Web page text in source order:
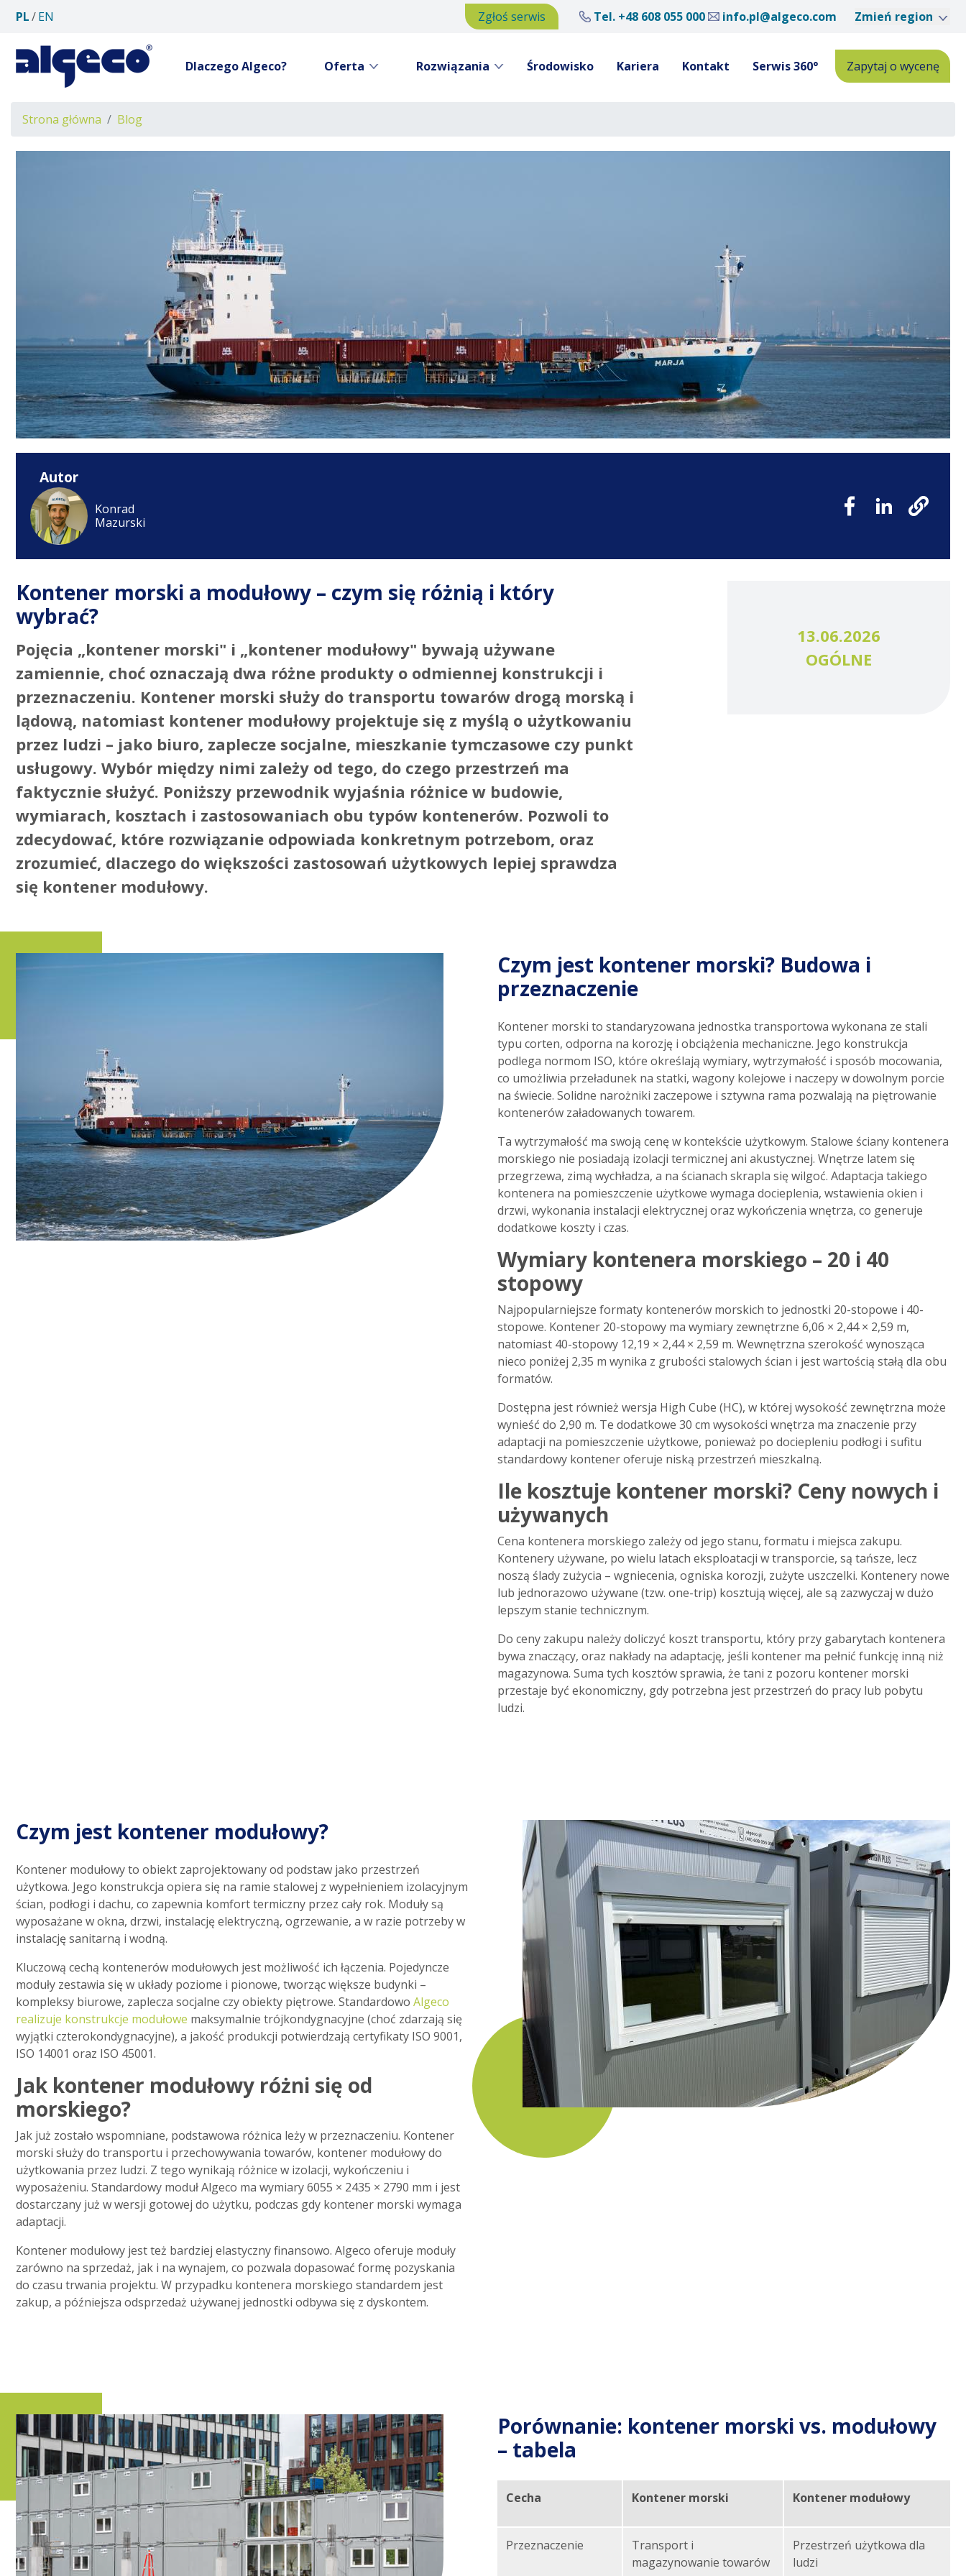
treści
PL EN Zgłoś serwis Tel. +48 608 055 000 info.pl@algeco.com Zmień region
Dlaczego Algeco? Oferta Rozwiązania Środowisko Kariera Kontakt Serwis 360° Zapytaj o wycenę
Ścieżka
Strona główna Blog
Autor
Konrad
Mazurski
Kontener morski a modułowy – czym się różnią i który
wybrać?
Pojęcia „kontener morski" i „kontener modułowy" bywają używane
zamiennie, choć oznaczają dwa różne produkty o odmiennej konstrukcji i
przeznaczeniu. Kontener morski służy do transportu towarów drogą morską i
lądową, natomiast kontener modułowy projektuje się z myślą o użytkowaniu
przez ludzi – jako biuro, zaplecze socjalne, mieszkanie tymczasowe czy punkt
usługowy. Wybór między nimi zależy od tego, do czego przestrzeń ma
faktycznie służyć. Poniższy przewodnik wyjaśnia różnice w budowie,
wymiarach, kosztach i zastosowaniach obu typów kontenerów. Pozwoli to
zdecydować, które rozwiązanie odpowiada konkretnym potrzebom, oraz
zrozumieć, dlaczego do większości zastosowań użytkowych lepiej sprawdza
się kontener modułowy.
13.06.2026
OGÓLNE
Czym jest kontener morski? Budowa i
przeznaczenie
Kontener morski to standaryzowana jednostka transportowa wykonana ze stali
typu corten, odporna na korozję i obciążenia mechaniczne. Jego konstrukcja
podlega normom ISO, które określają wymiary, wytrzymałość i sposób mocowania,
co umożliwia przeładunek na statki, wagony kolejowe i naczepy w dowolnym porcie
na świecie. Solidne narożniki zaczepowe i sztywna rama pozwalają na piętrowanie
kontenerów załadowanych towarem.
Ta wytrzymałość ma swoją cenę w kontekście użytkowym. Stalowe ściany kontenera
morskiego nie posiadają izolacji termicznej ani akustycznej. Wnętrze latem się
przegrzewa, zimą wychładza, a na ścianach skrapla się wilgoć. Adaptacja takiego
kontenera na pomieszczenie użytkowe wymaga docieplenia, wstawienia okien i
drzwi, wykonania instalacji elektrycznej oraz wykończenia wnętrza, co generuje
dodatkowe koszty i czas.
Wymiary kontenera morskiego – 20 i 40
stopowy
Najpopularniejsze formaty kontenerów morskich to jednostki 20-stopowe i 40-
stopowe. Kontener 20-stopowy ma wymiary zewnętrzne 6,06 × 2,44 × 2,59 m,
natomiast 40-stopowy 12,19 × 2,44 × 2,59 m. Wewnętrzna szerokość wynosząca
nieco poniżej 2,35 m wynika z grubości stalowych ścian i jest wartością stałą dla obu
formatów.
Dostępna jest również wersja High Cube (HC), w której wysokość zewnętrzna może
wynieść do 2,90 m. Te dodatkowe 30 cm wysokości wnętrza ma znaczenie przy
adaptacji na pomieszczenie użytkowe, ponieważ po dociepleniu podłogi i sufitu
standardowy kontener oferuje niską przestrzeń mieszkalną.
Ile kosztuje kontener morski? Ceny nowych i
używanych
Cena kontenera morskiego zależy od jego stanu, formatu i miejsca zakupu.
Kontenery używane, po wielu latach eksploatacji w transporcie, są tańsze, lecz
noszą ślady zużycia – wgniecenia, ogniska korozji, zużyte uszczelki. Kontenery nowe
lub jednorazowo używane (tzw. one-trip) kosztują więcej, ale są zazwyczaj w dużo
lepszym stanie technicznym.
Do ceny zakupu należy doliczyć koszt transportu, który przy gabarytach kontenera
bywa znaczący, oraz nakłady na adaptację, jeśli kontener ma pełnić funkcję inną niż
magazynowa. Suma tych kosztów sprawia, że tani z pozoru kontener morski
przestaje być ekonomiczny, gdy potrzebna jest przestrzeń do pracy lub pobytu
ludzi.
Czym jest kontener modułowy?
Kontener modułowy to obiekt zaprojektowany od podstaw jako przestrzeń
użytkowa. Jego konstrukcja opiera się na ramie stalowej z wypełnieniem izolacyjnym
ścian, podłogi i dachu, co zapewnia komfort termiczny przez cały rok. Moduły są
wyposażane w okna, drzwi, instalację elektryczną, ogrzewanie, a w razie potrzeby w
instalację sanitarną i wodną.
Kluczową cechą kontenerów modułowych jest możliwość ich łączenia. Pojedyncze
moduły zestawia się w układy poziome i pionowe, tworząc większe budynki –
kompleksy biurowe, zaplecza socjalne czy obiekty piętrowe. Standardowo Algeco
realizuje konstrukcje modułowe maksymalnie trójkondygnacyjne (choć zdarzają się
wyjątki czterokondygnacyjne), a jakość produkcji potwierdzają certyfikaty ISO 9001,
ISO 14001 oraz ISO 45001.
Jak kontener modułowy różni się od
morskiego?
Jak już zostało wspomniane, podstawowa różnica leży w przeznaczeniu. Kontener
morski służy do transportu i przechowywania towarów, kontener modułowy do
użytkowania przez ludzi. Z tego wynikają różnice w izolacji, wykończeniu i
wyposażeniu. Standardowy moduł Algeco ma wymiary 6055 × 2435 × 2790 mm i jest
dostarczany już w wersji gotowej do użytku, podczas gdy kontener morski wymaga
adaptacji.
Kontener modułowy jest też bardziej elastyczny finansowo. Algeco oferuje moduły
zarówno na sprzedaż, jak i na wynajem, co pozwala dopasować formę pozyskania
do czasu trwania projektu. W przypadku kontenera morskiego standardem jest
zakup, a późniejsza odsprzedaż używanej jednostki odbywa się z dyskontem.
Porównanie: kontener morski vs. modułowy
– tabela
Cecha Kontener morski Kontener modułowy
Przeznaczenie
Transport i
magazynowanie towarów
Przestrzeń użytkowa dla
ludzi